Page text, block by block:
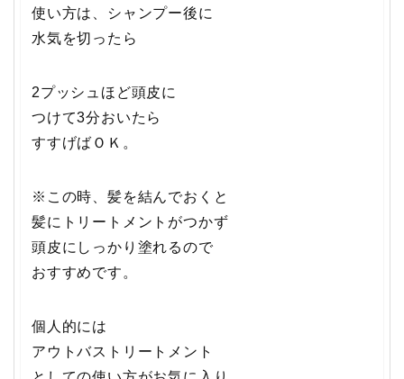
使い方は、シャンプー後に
水気を切ったら
2プッシュほど頭皮に
つけて3分おいたら
すすげばＯＫ。
※この時、髪を結んでおくと
髪にトリートメントがつかず
頭皮にしっかり塗れるので
おすすめです。
個人的には
アウトバストリートメント